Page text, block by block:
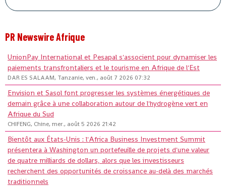
PR Newswire Afrique
UnionPay International et Pesapal s'associent pour dynamiser les
paiements transfrontaliers et le tourisme en Afrique de l'Est
DAR ES SALAAM, Tanzanie, ven., août 7 2026 07:32
Envision et Sasol font progresser les systèmes énergétiques de
demain grâce à une collaboration autour de l'hydrogène vert en
Afrique du Sud
CHIFENG, Chine, mer., août 5 2026 21:42
Bientôt aux États-Unis : l'Africa Business Investment Summit
présentera à Washington un portefeuille de projets d'une valeur
de quatre milliards de dollars, alors que les investisseurs
recherchent des opportunités de croissance au-delà des marchés
traditionnels